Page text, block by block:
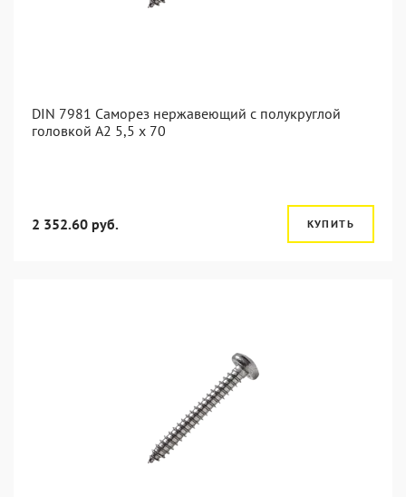
DIN 7981 Саморез нержавеющий с полукруглой
головкой А2 5,5 x 70
2 352.60 руб. КУПИТЬ